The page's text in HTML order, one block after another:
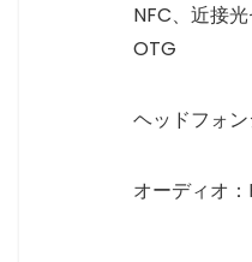
NFC、近接
OTG
ヘッドフォ
オーディオ